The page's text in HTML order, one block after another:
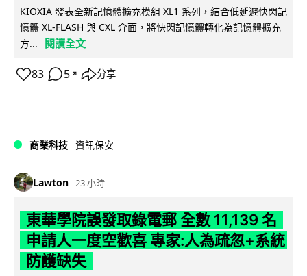
KIOXIA 發表全新記憶體擴充模組 XL1 系列，結合低延遲快閃記
憶體 XL-FLASH 與 CXL 介面，將快閃記憶體轉化為記憶體擴充
方...
閱讀全文
83 5 ↗ 分享
商業科技 資訊保安
Lawton 23 小時
東華學院誤發取錄電郵 全數 11,139 名
申請人一度空歡喜 專家:人為疏忽+系統
防護缺失